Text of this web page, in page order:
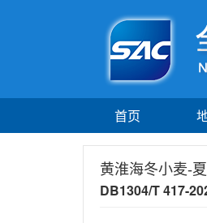
首页
黄淮海冬小麦-
DB1304/T 417-